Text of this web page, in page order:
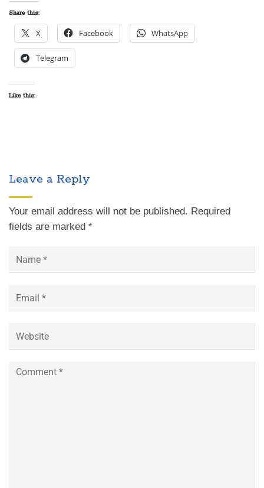
Share this:
X Facebook WhatsApp
Telegram
Like this:
Leave a Reply
Your email address will not be published. Required
fields are marked *